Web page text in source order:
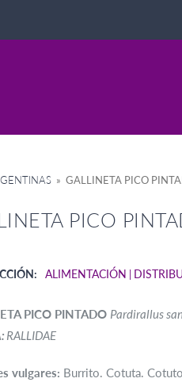
» GALLINETA PICO
PICO
ALIMENTACIÓN
PICO PINTADO Pardirallus
RALLIDAE
vulgares: Burrito. Cotuta.